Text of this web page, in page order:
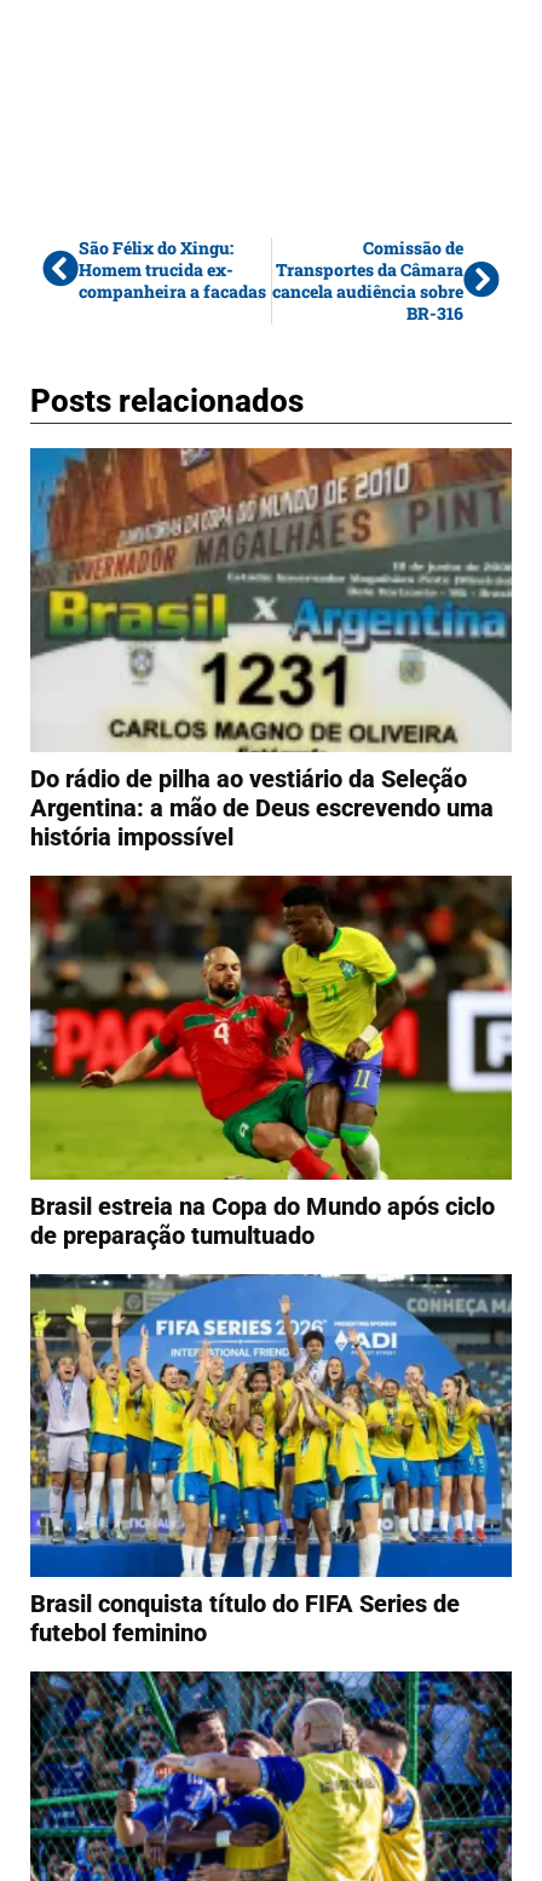
São Félix do Xingu:
Homem trucida ex-
companheira a facadas
Comissão de
Transportes da Câmara
cancela audiência sobre
BR-316
Posts relacionados
Do rádio de pilha ao vestiário da Seleção
Argentina: a mão de Deus escrevendo uma
história impossível
Brasil estreia na Copa do Mundo após ciclo
de preparação tumultuado
Brasil conquista título do FIFA Series de
futebol feminino